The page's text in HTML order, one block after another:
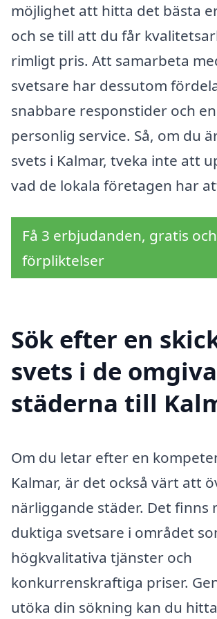
möjlighet att hitta det bästa
och se till att du får
rimligt pris. Att samarbeta
svetsare har dessutom
snabbare responstider och
personlig service. Så, om du
svets i Kalmar, tveka inte att
vad de lokala företagen har
Få 3 erbjudanden, gratis
förpliktelser
Sök efter en
svets i de
städerna till
Om du letar efter en
Kalmar, är det också värt att
närliggande städer. Det finns
duktiga svetsare i området
högkvalitativa tjänster och
konkurrenskraftiga priser.
utöka din sökning kan du